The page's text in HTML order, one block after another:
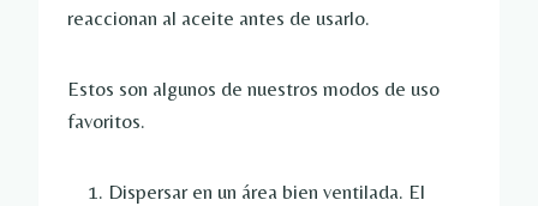
reaccionan al aceite antes de usarlo.
Estos son algunos de nuestros modos de uso
favoritos.
Dispersar en un área bien ventilada. El